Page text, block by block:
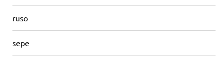
ruso
sepe